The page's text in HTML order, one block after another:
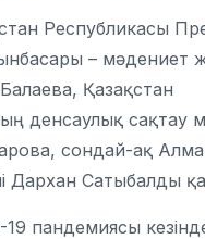
Республикасы
– мәдениет
Қазақстан
денсаулық сақтау
сондай-ақ
Дархан Сатыбалды
пандемиясы